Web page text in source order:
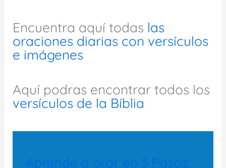
Encuentra aquí todas las
oraciones diarias con versículos
e imágenes
Aquí podras encontrar todos los
versículos de la Bíblia